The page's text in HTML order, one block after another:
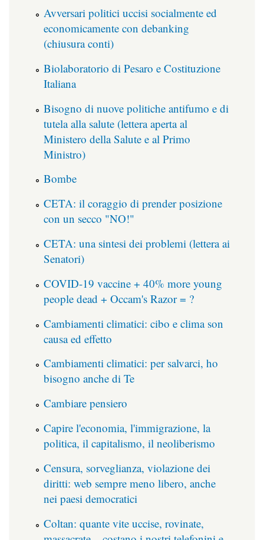
Avversari politici uccisi socialmente ed
economicamente con debanking
(chiusura conti)
Biolaboratorio di Pesaro e Costituzione
Italiana
Bisogno di nuove politiche antifumo e di
tutela alla salute (lettera aperta al
Ministero della Salute e al Primo
Ministro)
Bombe
CETA: il coraggio di prender posizione
con un secco "NO!"
CETA: una sintesi dei problemi (lettera ai
Senatori)
COVID-19 vaccine + 40% more young
people dead + Occam's Razor = ?
Cambiamenti climatici: cibo e clima son
causa ed effetto
Cambiamenti climatici: per salvarci, ho
bisogno anche di Te
Cambiare pensiero
Capire l'economia, l'immigrazione, la
politica, il capitalismo, il neoliberismo
Censura, sorveglianza, violazione dei
diritti: web sempre meno libero, anche
nei paesi democratici
Coltan: quante vite uccise, rovinate,